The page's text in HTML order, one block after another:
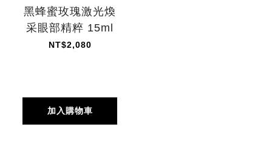
黑蜂蜜玫瑰激光煥
采眼部精粹 15ml
NT$2,080
加入購物車